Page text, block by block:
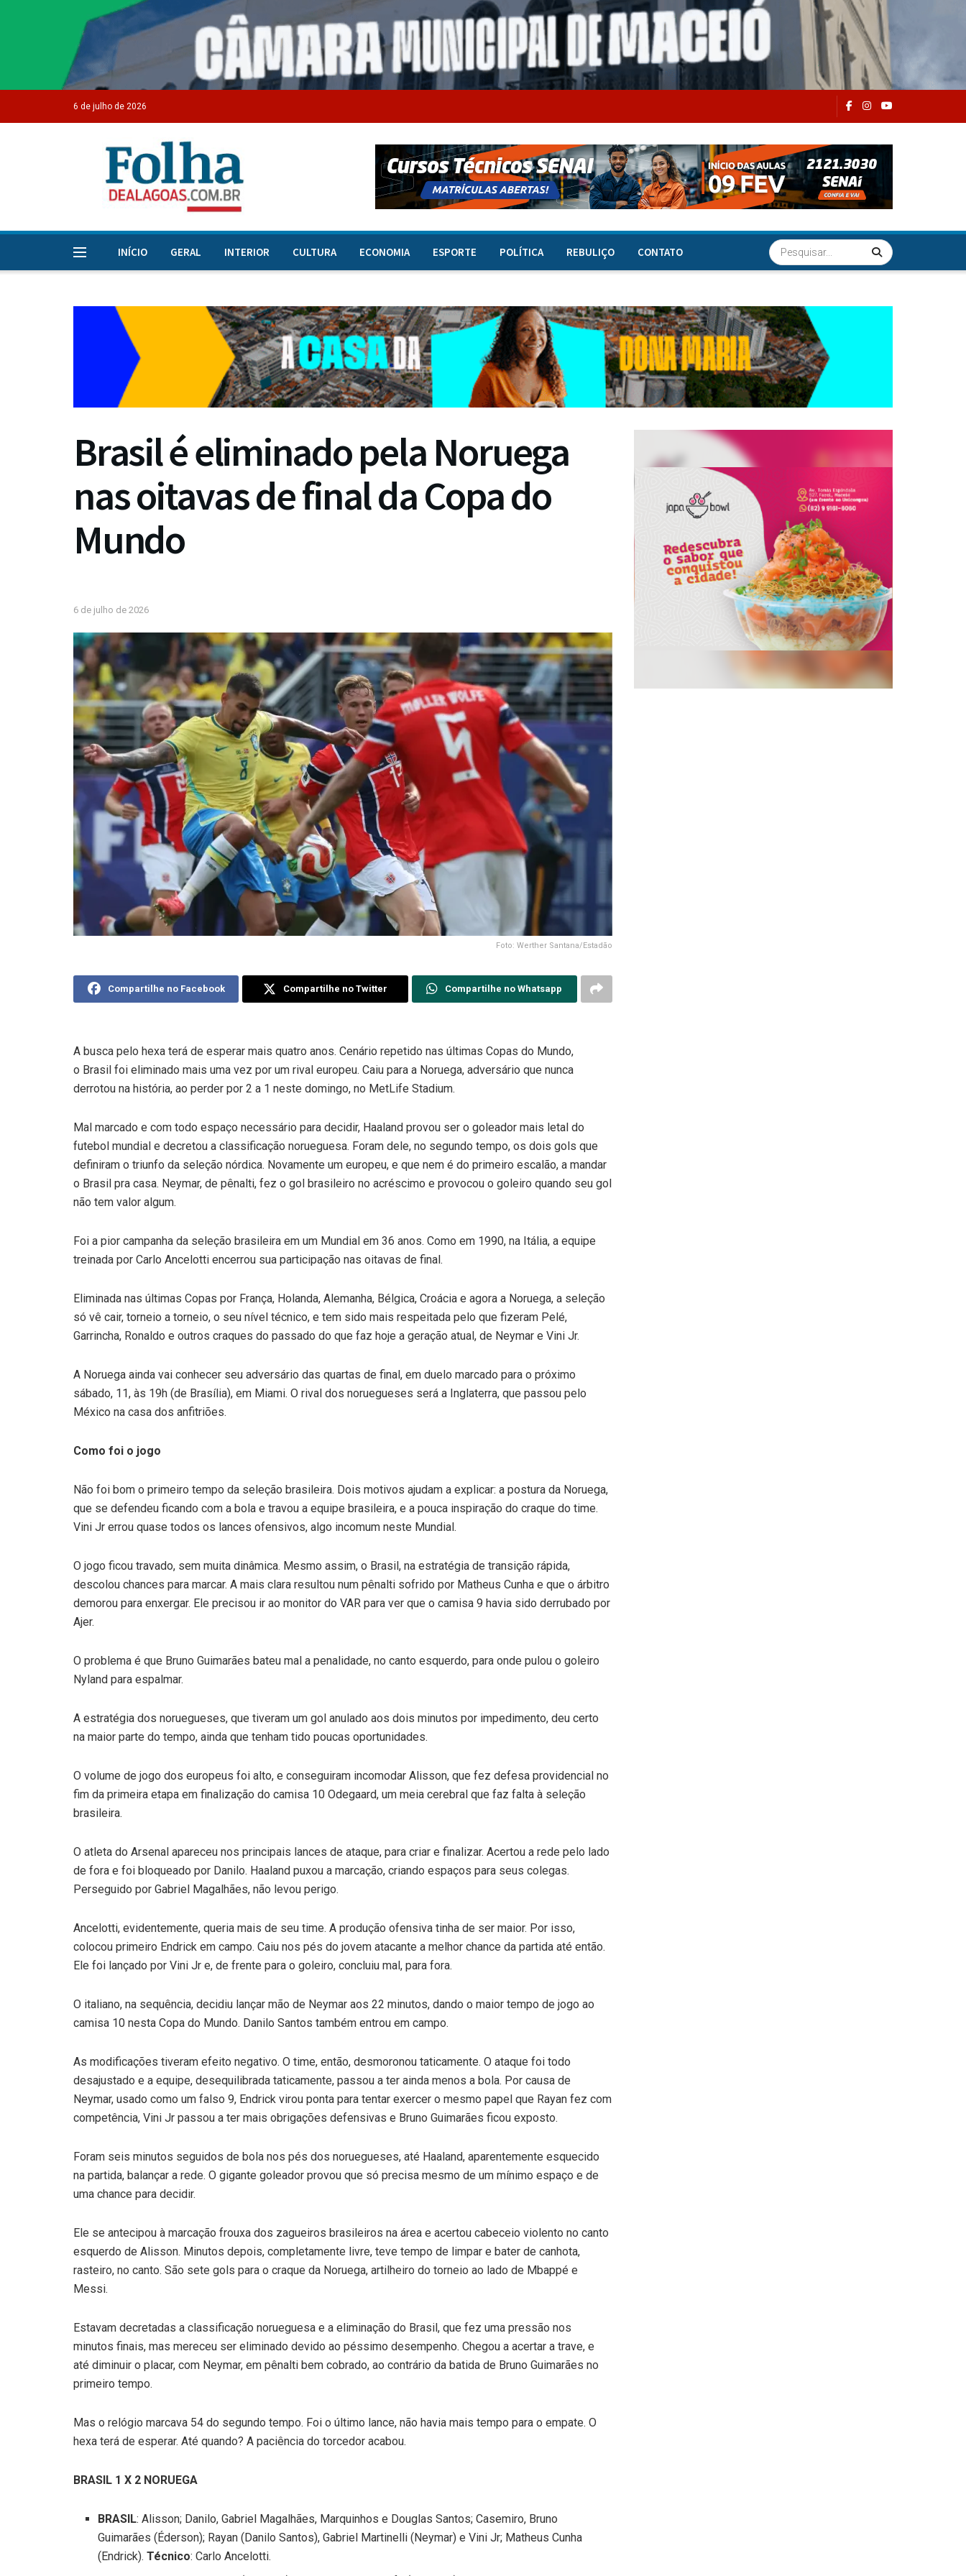
6 de julho de 2026
INÍCIO GERAL INTERIOR CULTURA ECONOMIA ESPORTE POLÍTICA REBULIÇO CONTATO
Brasil é eliminado pela Noruega
nas oitavas de final da Copa do
Mundo
6 de julho de 2026
Foto: Werther Santana/Estadão
Compartilhe no Facebook Compartilhe no Twitter Compartilhe no Whatsapp
A busca pelo hexa terá de esperar mais quatro anos. Cenário repetido nas últimas Copas do Mundo,
o Brasil foi eliminado mais uma vez por um rival europeu. Caiu para a Noruega, adversário que nunca
derrotou na história, ao perder por 2 a 1 neste domingo, no MetLife Stadium.
Mal marcado e com todo espaço necessário para decidir, Haaland provou ser o goleador mais letal do
futebol mundial e decretou a classificação norueguesa. Foram dele, no segundo tempo, os dois gols que
definiram o triunfo da seleção nórdica. Novamente um europeu, e que nem é do primeiro escalão, a mandar
o Brasil pra casa. Neymar, de pênalti, fez o gol brasileiro no acréscimo e provocou o goleiro quando seu gol
não tem valor algum.
Foi a pior campanha da seleção brasileira em um Mundial em 36 anos. Como em 1990, na Itália, a equipe
treinada por Carlo Ancelotti encerrou sua participação nas oitavas de final.
Eliminada nas últimas Copas por França, Holanda, Alemanha, Bélgica, Croácia e agora a Noruega, a seleção
só vê cair, torneio a torneio, o seu nível técnico, e tem sido mais respeitada pelo que fizeram Pelé,
Garrincha, Ronaldo e outros craques do passado do que faz hoje a geração atual, de Neymar e Vini Jr.
A Noruega ainda vai conhecer seu adversário das quartas de final, em duelo marcado para o próximo
sábado, 11, às 19h (de Brasília), em Miami. O rival dos noruegueses será a Inglaterra, que passou pelo
México na casa dos anfitriões.
Como foi o jogo
Não foi bom o primeiro tempo da seleção brasileira. Dois motivos ajudam a explicar: a postura da Noruega,
que se defendeu ficando com a bola e travou a equipe brasileira, e a pouca inspiração do craque do time.
Vini Jr errou quase todos os lances ofensivos, algo incomum neste Mundial.
O jogo ficou travado, sem muita dinâmica. Mesmo assim, o Brasil, na estratégia de transição rápida,
descolou chances para marcar. A mais clara resultou num pênalti sofrido por Matheus Cunha e que o árbitro
demorou para enxergar. Ele precisou ir ao monitor do VAR para ver que o camisa 9 havia sido derrubado por
Ajer.
O problema é que Bruno Guimarães bateu mal a penalidade, no canto esquerdo, para onde pulou o goleiro
Nyland para espalmar.
A estratégia dos noruegueses, que tiveram um gol anulado aos dois minutos por impedimento, deu certo
na maior parte do tempo, ainda que tenham tido poucas oportunidades.
O volume de jogo dos europeus foi alto, e conseguiram incomodar Alisson, que fez defesa providencial no
fim da primeira etapa em finalização do camisa 10 Odegaard, um meia cerebral que faz falta à seleção
brasileira.
O atleta do Arsenal apareceu nos principais lances de ataque, para criar e finalizar. Acertou a rede pelo lado
de fora e foi bloqueado por Danilo. Haaland puxou a marcação, criando espaços para seus colegas.
Perseguido por Gabriel Magalhães, não levou perigo.
Ancelotti, evidentemente, queria mais de seu time. A produção ofensiva tinha de ser maior. Por isso,
colocou primeiro Endrick em campo. Caiu nos pés do jovem atacante a melhor chance da partida até então.
Ele foi lançado por Vini Jr e, de frente para o goleiro, concluiu mal, para fora.
O italiano, na sequência, decidiu lançar mão de Neymar aos 22 minutos, dando o maior tempo de jogo ao
camisa 10 nesta Copa do Mundo. Danilo Santos também entrou em campo.
As modificações tiveram efeito negativo. O time, então, desmoronou taticamente. O ataque foi todo
desajustado e a equipe, desequilibrada taticamente, passou a ter ainda menos a bola. Por causa de
Neymar, usado como um falso 9, Endrick virou ponta para tentar exercer o mesmo papel que Rayan fez com
competência, Vini Jr passou a ter mais obrigações defensivas e Bruno Guimarães ficou exposto.
Foram seis minutos seguidos de bola nos pés dos noruegueses, até Haaland, aparentemente esquecido
na partida, balançar a rede. O gigante goleador provou que só precisa mesmo de um mínimo espaço e de
uma chance para decidir.
Ele se antecipou à marcação frouxa dos zagueiros brasileiros na área e acertou cabeceio violento no canto
esquerdo de Alisson. Minutos depois, completamente livre, teve tempo de limpar e bater de canhota,
rasteiro, no canto. São sete gols para o craque da Noruega, artilheiro do torneio ao lado de Mbappé e
Messi.
Estavam decretadas a classificação norueguesa e a eliminação do Brasil, que fez uma pressão nos
minutos finais, mas mereceu ser eliminado devido ao péssimo desempenho. Chegou a acertar a trave, e
até diminuir o placar, com Neymar, em pênalti bem cobrado, ao contrário da batida de Bruno Guimarães no
primeiro tempo.
Mas o relógio marcava 54 do segundo tempo. Foi o último lance, não havia mais tempo para o empate. O
hexa terá de esperar. Até quando? A paciência do torcedor acabou.
BRASIL 1 X 2 NORUEGA
BRASIL: Alisson; Danilo, Gabriel Magalhães, Marquinhos e Douglas Santos; Casemiro, Bruno
Guimarães (Éderson); Rayan (Danilo Santos), Gabriel Martinelli (Neymar) e Vini Jr; Matheus Cunha
(Endrick).Técnico: Carlo Ancelotti.